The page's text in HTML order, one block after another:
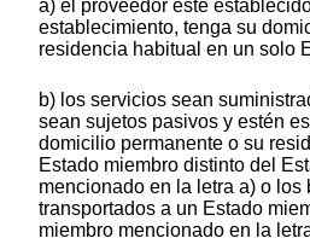
a) el proveedor esté
establecimiento, tenga su
residencia habitual en un solo
b) los servicios sean
sean sujetos pasivos y estén
domicilio permanente o su
Estado miembro distinto del
mencionado en la letra a) o
transportados a un Estado
miembro mencionado en la